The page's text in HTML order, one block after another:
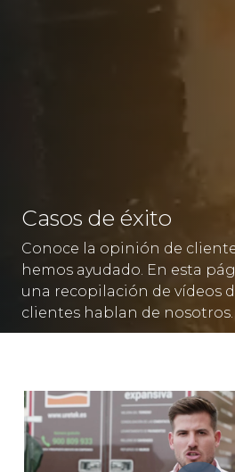
Casos de éxito
Conoce la opinión de
hemos ayudado. En esta
una recopilación de vídeos
clientes hablan de nosotros.